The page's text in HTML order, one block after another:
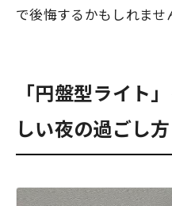
で後悔するかもしれませ
「円盤型ライト
しい夜の過ごし方